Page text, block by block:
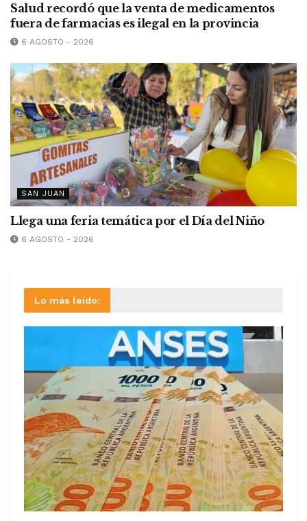
Salud recordó que la venta de medicamentos
fuera de farmacias es ilegal en la provincia
6 AGOSTO - 2026
SAN JUAN
Llega una feria temática por el Día del Niño
6 AGOSTO - 2026
Lo más leído: